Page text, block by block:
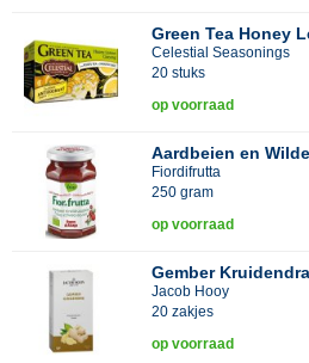
Green Tea Honey
Celestial Seasonings
20 stuks
op voorraad
Aardbeien en
Fiordifrutta
250 gram
op voorraad
Gember
Jacob Hooy
20 zakjes
op voorraad